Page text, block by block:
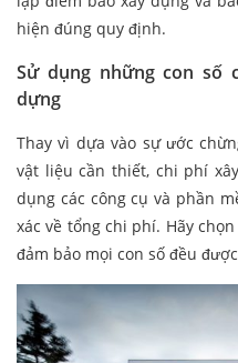
hiện đúng quy định.
Sử dụng những con số
dựng
Thay vì dựa vào sự ước
vật liệu cần thiết, chi phí
dụng các công cụ và phần
xác về tổng chi phí. Hãy
đảm bảo mọi con số đều